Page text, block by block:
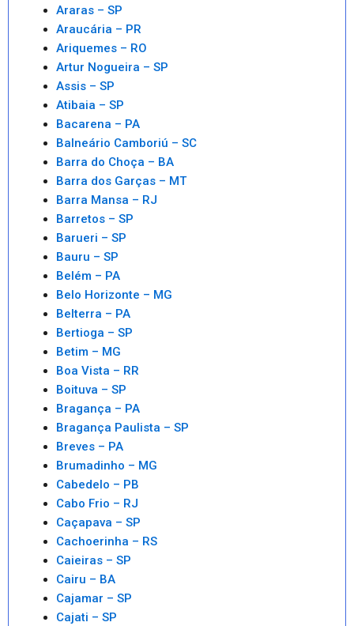
Araras – SP
Araucária – PR
Ariquemes – RO
Artur Nogueira – SP
Assis – SP
Atibaia – SP
Bacarena – PA
Balneário Camboriú – SC
Barra do Choça – BA
Barra dos Garças – MT
Barra Mansa – RJ
Barretos – SP
Barueri – SP
Bauru – SP
Belém – PA
Belo Horizonte – MG
Belterra – PA
Bertioga – SP
Betim – MG
Boa Vista – RR
Boituva – SP
Bragança – PA
Bragança Paulista – SP
Breves – PA
Brumadinho – MG
Cabedelo – PB
Cabo Frio – RJ
Caçapava – SP
Cachoerinha – RS
Caieiras – SP
Cairu – BA
Cajamar – SP
Cajati – SP